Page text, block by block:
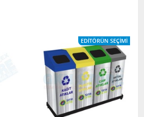
EDITÖRÜN SEÇIMI